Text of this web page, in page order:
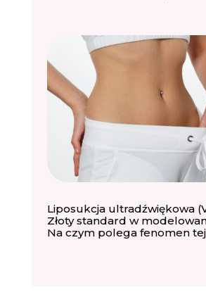
Liposukcja ultradźwiękowa
Złoty standard w
Na czym polega fenomen